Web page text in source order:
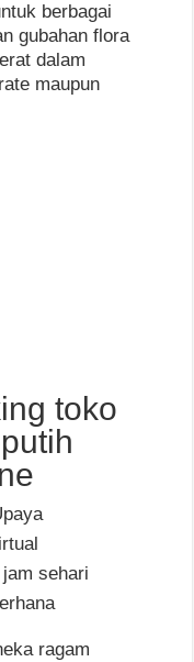
berbagai
gubahan flora
dalam
maupun
toko
sehari
ragam